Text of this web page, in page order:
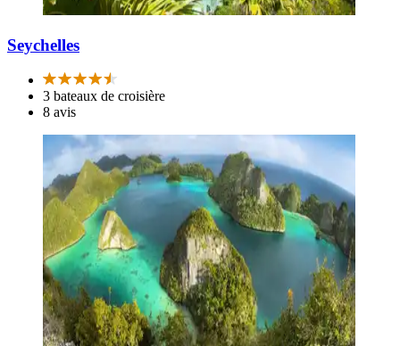
Seychelles
3 bateaux de croisière
8 avis